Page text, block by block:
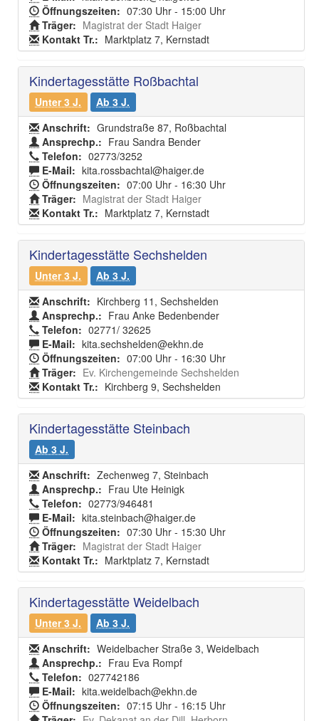
Öffnungszeiten: 07:30 Uhr - 15:00 Uhr
Träger: Magistrat der Stadt Haiger
Kontakt Tr.: Marktplatz 7, Kernstadt
Kindertagesstätte Roßbachtal
Unter 3 J.
Ab 3 J.
Anschrift: Grundstraße 87, Roßbachtal
Ansprechp.: Frau Sandra Bender
Telefon: 02773/3252
E-Mail: kita.rossbachtal@haiger.de
Öffnungszeiten: 07:00 Uhr - 16:30 Uhr
Träger: Magistrat der Stadt Haiger
Kontakt Tr.: Marktplatz 7, Kernstadt
Kindertagesstätte Sechshelden
Unter 3 J.
Ab 3 J.
Anschrift: Kirchberg 11, Sechshelden
Ansprechp.: Frau Anke Bedenbender
Telefon: 02771/ 32625
E-Mail: kita.sechshelden@ekhn.de
Öffnungszeiten: 07:00 Uhr - 16:30 Uhr
Träger: Ev. Kirchengemeinde Sechshelden
Kontakt Tr.: Kirchberg 9, Sechshelden
Kindertagesstätte Steinbach
Ab 3 J.
Anschrift: Zechenweg 7, Steinbach
Ansprechp.: Frau Ute Heinigk
Telefon: 02773/946481
E-Mail: kita.steinbach@haiger.de
Öffnungszeiten: 07:30 Uhr - 15:30 Uhr
Träger: Magistrat der Stadt Haiger
Kontakt Tr.: Marktplatz 7, Kernstadt
Kindertagesstätte Weidelbach
Unter 3 J.
Ab 3 J.
Anschrift: Weidelbacher Straße 3, Weidelbach
Ansprechp.: Frau Eva Rompf
Telefon: 027742186
E-Mail: kita.weidelbach@ekhn.de
Öffnungszeiten: 07:15 Uhr - 16:15 Uhr